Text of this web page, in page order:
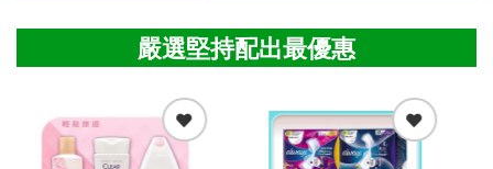
嚴選堅持配出最優惠